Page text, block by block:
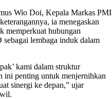
Wio Doi, Kepala Markas PMI
ia menegaskan
memperkuat hubungan
lembaga induk dalam
kami dalam struktur
ini penting untuk menjernihkan
sinergi ke depan,” ujar